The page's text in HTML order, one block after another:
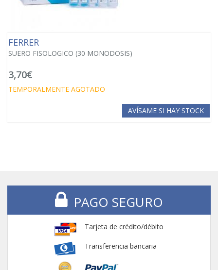
FERRER
SUERO FISOLOGICO (30 MONODOSIS)
3,70€
TEMPORALMENTE AGOTADO
AVÍSAME SI HAY STOCK
PAGO SEGURO
Tarjeta de crédito/débito
Transferencia bancaria